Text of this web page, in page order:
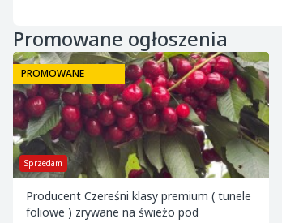
Promowane ogłoszenia
Sprzedam
PROMOWANE
Producent Czereśni klasy premium ( tunele
foliowe ) zrywane na świeżo pod